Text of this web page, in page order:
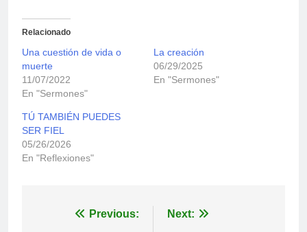
Relacionado
Una cuestión de vida o
muerte
11/07/2022
En "Sermones"
La creación
06/29/2025
En "Sermones"
TÚ TAMBIÉN PUEDES
SER FIEL
05/26/2026
En "Reflexiones"
Navegación
Previous: Next: